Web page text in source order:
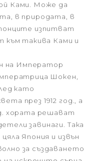
Ками. Може да
в природата, в
изпитват
към такива Ками и
на Император
Шокен,
като
през 1912 год., а
хората решават
завинаги. Така
Япония и извън
за създаването